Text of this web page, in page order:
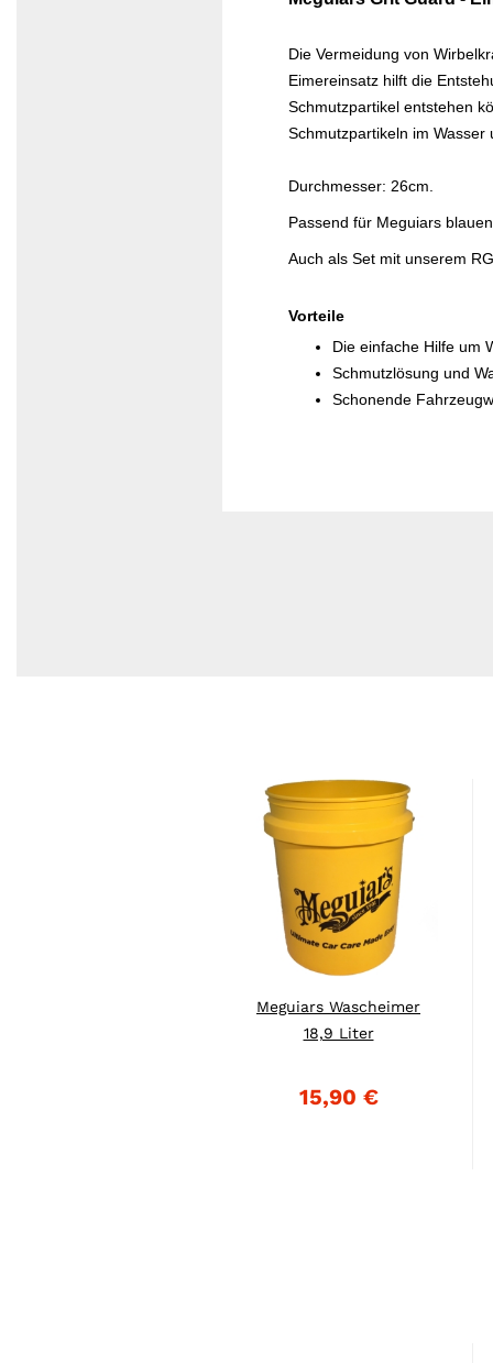
Die Vermeidung von
Eimereinsatz hilft die
Schmutzpartikel entstehen
Schmutzpartikeln im Wasser
Durchmesser: 26cm.
Passend für Meguiars
Auch als Set mit unserem
Vorteile
Die einfache Hilfe um
Schmutzlösung und
Schonende
Meguiars Wascheimer
18,9 Liter
15,90 €